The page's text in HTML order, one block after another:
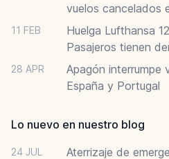
vuelos cancelados
11 FEB
Huelga Lufthansa
Pasajeros tienen
28 APR
Apagón interrumpe
España y Portugal
Lo nuevo en nuestro blog
24 JUL
Aterrizaje de